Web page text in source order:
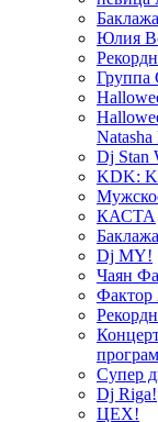
Юлия
Dj Stan
KDK:
КАСТА
Dj MY!
Чаян
Фактор
Супер
Dj Riga!
ЦЕХ!